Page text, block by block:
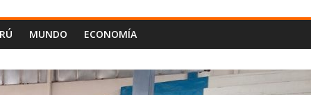
MUNDO ECONOMÍA